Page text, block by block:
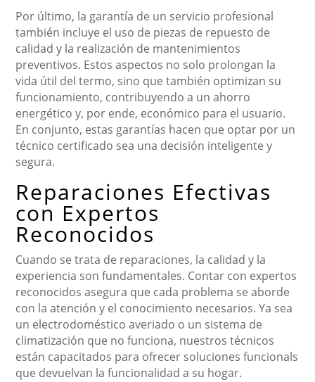
Por último, la garantía de un servicio profesional
también incluye el uso de piezas de repuesto de
calidad y la realización de mantenimientos
preventivos. Estos aspectos no solo prolongan la
vida útil del termo, sino que también optimizan su
funcionamiento, contribuyendo a un ahorro
energético y, por ende, económico para el usuario.
En conjunto, estas garantías hacen que optar por un
técnico certificado sea una decisión inteligente y
segura.
Reparaciones Efectivas
con Expertos
Reconocidos
Cuando se trata de reparaciones, la calidad y la
experiencia son fundamentales. Contar con expertos
reconocidos asegura que cada problema se aborde
con la atención y el conocimiento necesarios. Ya sea
un electrodoméstico averiado o un sistema de
climatización que no funciona, nuestros técnicos
están capacitados para ofrecer soluciones funcionals
que devuelvan la funcionalidad a su hogar.